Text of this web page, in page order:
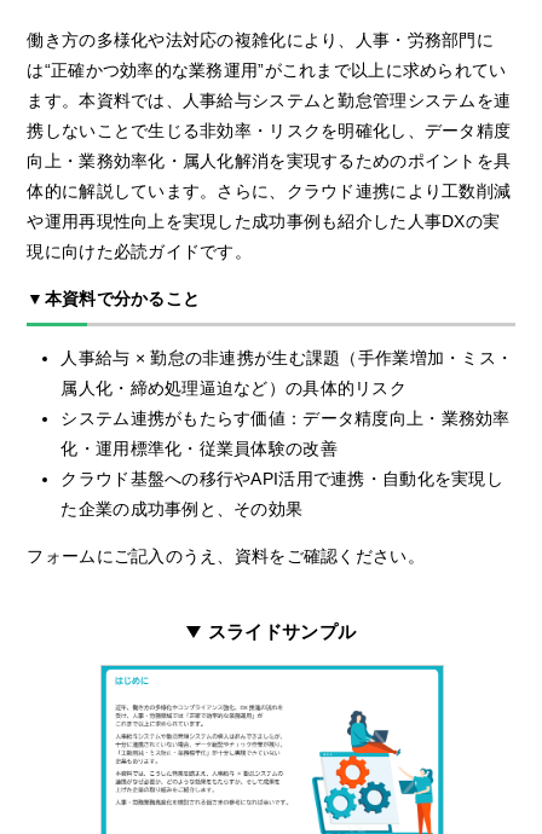
働き方の多様化や法対応の複雑化により、人事・労務部門に
は“正確かつ効率的な業務運用”がこれまで以上に求められてい
ます。本資料では、人事給与システムと勤怠管理システムを連
携しないことで生じる非効率・リスクを明確化し、データ精度
向上・業務効率化・属人化解消を実現するためのポイントを具
体的に解説しています。さらに、クラウド連携により工数削減
や運用再現性向上を実現した成功事例も紹介した人事DXの実
現に向けた必読ガイドです。
▼本資料で分かること
人事給与 × 勤怠の非連携が生む課題（手作業増加・ミス・
属人化・締め処理逼迫など）の具体的リスク
システム連携がもたらす価値：データ精度向上・業務効率
化・運用標準化・従業員体験の改善
クラウド基盤への移行やAPI活用で連携・自動化を実現し
た企業の成功事例と、その効果
フォームにご記入のうえ、資料をご確認ください。
スライドサンプル